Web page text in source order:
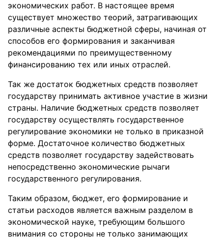
экономических работ. В настоящее время
существует множество теорий, затрагивающих
различные аспекты бюджетной сферы, начиная от
способов его формирования и заканчивая
рекомендациями по преимущественному
финансированию тех или иных отраслей.
Так же достаток бюджетных средств позволяет
государству принимать активное участие в жизни
страны. Наличие бюджетных средств позволяет
государству осуществлять государственное
регулирование экономики не только в приказной
форме. Достаточное количество бюджетных
средств позволяет государству задействовать
непосредственно экономические рычаги
государственного регулирования.
Таким образом, бюджет, его формирование и
статьи расходов является важным разделом в
экономической науке, требующим большого
внимания со стороны не только занимающих